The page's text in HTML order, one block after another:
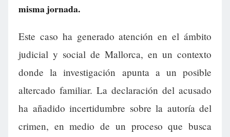
misma jornada.
Este caso ha generado atención en el ámbito
judicial y social de Mallorca, en un contexto
donde la investigación apunta a un posible
altercado familiar. La declaración del acusado
ha añadido incertidumbre sobre la autoría del
crimen, en medio de un proceso que busca